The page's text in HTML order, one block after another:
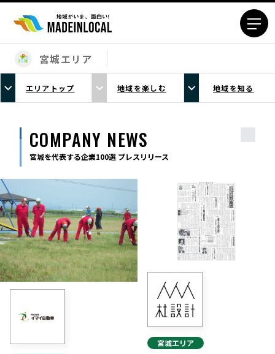
エリアから探す
北海道エリア
青森エリア
秋田エリア
山形エリア
福島エリア
茨城エリア
栃木エリア
埼玉エリア
千葉エリア
東京23区エリア
多摩エリア
神奈川エリア
新潟エリア
富山エリア
石川エリア
福井エリア
山梨エリア
長野エリア
岐阜エリア
静岡エリア
愛知エリア
滋賀エリア
京都エリア
大阪市エリア
宮城エリア
エリアトップ 地域を楽しむ 地域を知る
COMPANY NEWS
宮城を代表する企業100選 プレスリリース
宮城エリア